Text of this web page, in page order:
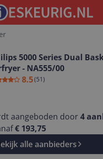
5000 Series Dual
- NA555/00
8.5(51)
aangeboden door4
€ 193,75
alle aanbieders